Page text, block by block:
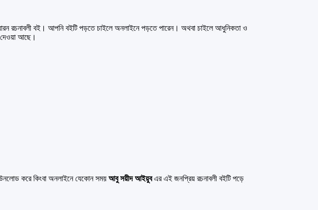
রচনাবলী বই। আপনি বইটি পড়তে চাইলে অনলাইনে পড়তে পারেন। অথবা চাইলে আধুনিকতা ও
আছে।
করে কিংবা অনলাইনে যেকোন সময় আবু সয়ীদ আইয়ুবএর এই জনপ্রিয় রচনাবলী বইটি পড়ে